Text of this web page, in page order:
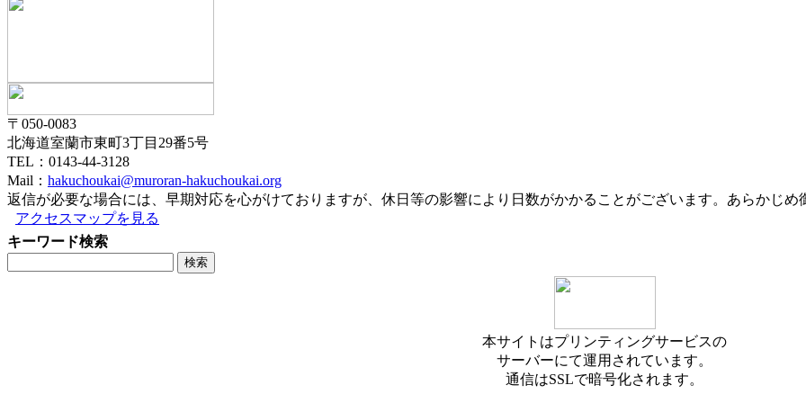
〒050-0083
北海道室蘭市東町3丁目29番5号
TEL：0143-44-3128
Mail： hakuchoukai@muroran-hakuchoukai.org
返信が必要な場合には、早期対応を心がけておりますが、休日等の影響により日数がかかることがございます。あらかじめ
アクセスマップを見る
キーワード検索
本サイトはプリンティングサービスの
サーバーにて運用されています。
通信はSSLで暗号化されます。